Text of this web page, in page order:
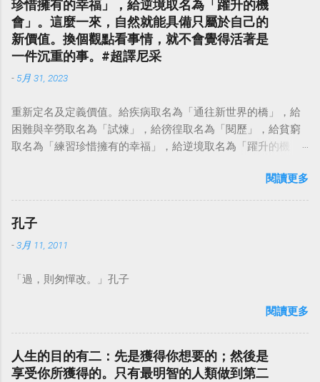
珍惜擁有的幸福」，給逆境取名為「躍升的機
會」。這麼一來，自然就能具備只屬於自己的
新價值。換個觀點看事情，就不會覺得活著是
一件沉重的事。#超譯尼采
- 5月 31, 2023
重新定名及定義價值。給疾病取名為「通往新世界的橋」，給
困難與辛勞取名為「試煉」，給徬徨取名為「閱歷」，給貧窮
取名為「練習珍惜擁有的幸福」，給逆境取名為「躍升的機
點看事情，就不會覺得活著是一件沉重的事。#超譯尼采 — 中
華名言 - Chinese Quotes (@chinese_quotes) May 23, 2023
閱讀更多
孔子
-3月 11, 2011
「過，則匆憚改。」孔子
閱讀更多
人生的目的有二：先是獲得你想要的；然後是
享受你所獲得的。只有最明智的人類做到第二